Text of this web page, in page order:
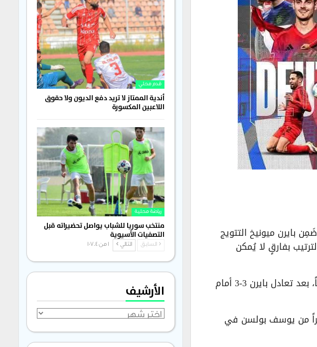
أمس الأحد ، ضَمِن بايرن ميونيخ التتويج
بفارقٍ لا يُمكن
وكان ليفركوزن يحتاج للفوز للحفاظ على آماله في التتويج باللقب للمرة الثانية توالياً، بعد تعادل بايرن 3-3 أمام
عندما تقدّم 3-2، لكن هدفاً متأخراً من يوسف بولسن في
قدم محلي
أندية الممتاز لا تريد دفع الديون ولا حقوق
اللاعبين المكسورة
رياضة محلية
منتخب سوريا للشباب يواصل تحضيراته قبل
التصفيات الآسيوية
السابق التالي 1 من 1٬704
الأرشيف
الأرشيف